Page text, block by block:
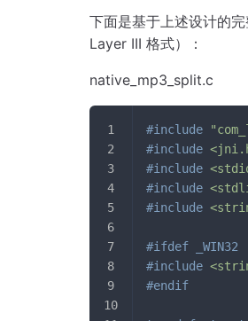
下面是基于上述设计的
Layer III 格式）：
native_mp3_split.c
#include
#include
#include
#include
#include
#ifdef
_WIN32
#include
#endif